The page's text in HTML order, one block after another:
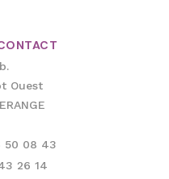
Ouest
50 08 43
26 14